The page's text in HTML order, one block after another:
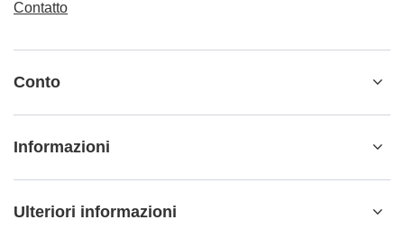
Contatto
Conto
Informazioni
Ulteriori informazioni